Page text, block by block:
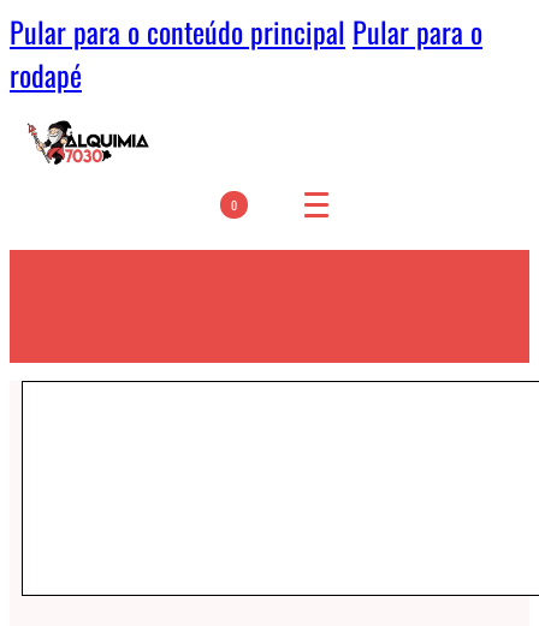
Pular para o conteúdo principal Pular para o
rodapé
0